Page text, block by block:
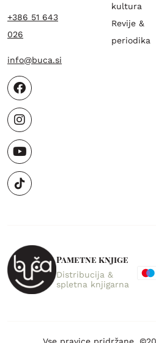
+386 51 643
026
info@buca.si
kultura
Revije &
periodika
Pametne knjige
Distribucija &
spletna knjigarna